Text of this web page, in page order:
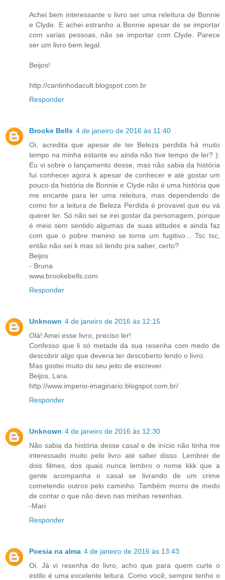
Achei bem interessante o livro ser uma releitura de Bonnie
e Clyde. E achei estranho a Bonnie apesar de se importar
com varias pessoas, não se importar com Clyde. Parece
ser um livro bem legal.
Beijos!
http://cantinhodacult.blogspot.com.br
Responder
Brooke Bells 4 de janeiro de 2016 às 11:40
Oi, acredita que apesar de ter Beleza perdida há muito
tempo na minha estante eu ainda não tive tempo de ler? ):
Eu vi sobre o lançamento desse, mas não sabia da história
fui conhecer agora k apesar de conhecer e até gostar um
pouco da história de Bonnie e Clyde não é uma história que
me encante para ler uma releitura, mas dependendo de
como for a leitura de Beleza Perdida é provavel que eu vá
querer ler. Só não sei se irei gostar da personagem, porque
é meio sem sentido algumas de suas atitudes e ainda faz
com que o pobre menino se torne um fugitivo... Tsc tsc,
então não sei k mas só lendo pra saber, certo?
Beijos
- Bruna
www.brookebells.com
Responder
Unknown 4 de janeiro de 2016 às 12:15
Olá! Amei esse livro, preciso ler!
Confesso que li só metade da sua resenha com medo de
descobrir algo que deveria ter descoberto lendo o livro.
Mas gostei muito do seu jeito de escrever.
Beijos, Lara.
http://www.imperio-imaginario.blogspot.com.br/
Responder
Unknown 4 de janeiro de 2016 às 12:30
Não sabia da história desse casal e de início não tinha me
interessado muito pelo livro até saber disso. Lembrei de
dois filmes, dos quais nunca lembro o nome kkk que a
gente acompanha o casal se livrando de um crime
cometendo outros pelo caminho. Também morro de medo
de contar o que não devo nas minhas resenhas.
-Mari
Responder
Poesia na alma 4 de janeiro de 2016 às 13:43
Oi. Já vi resenha do livro, acho que para quem curte o
estilo é uma excelente leitura. Como você, sempre tenho o